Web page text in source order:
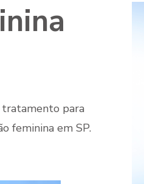
tratamento para
feminina em SP.